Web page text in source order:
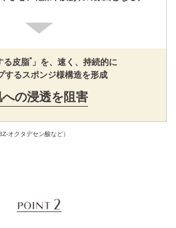
る皮脂* 」を、速く、持続的に
するスポンジ様構造を形成
への浸透を阻害
オクタデセン酸など）